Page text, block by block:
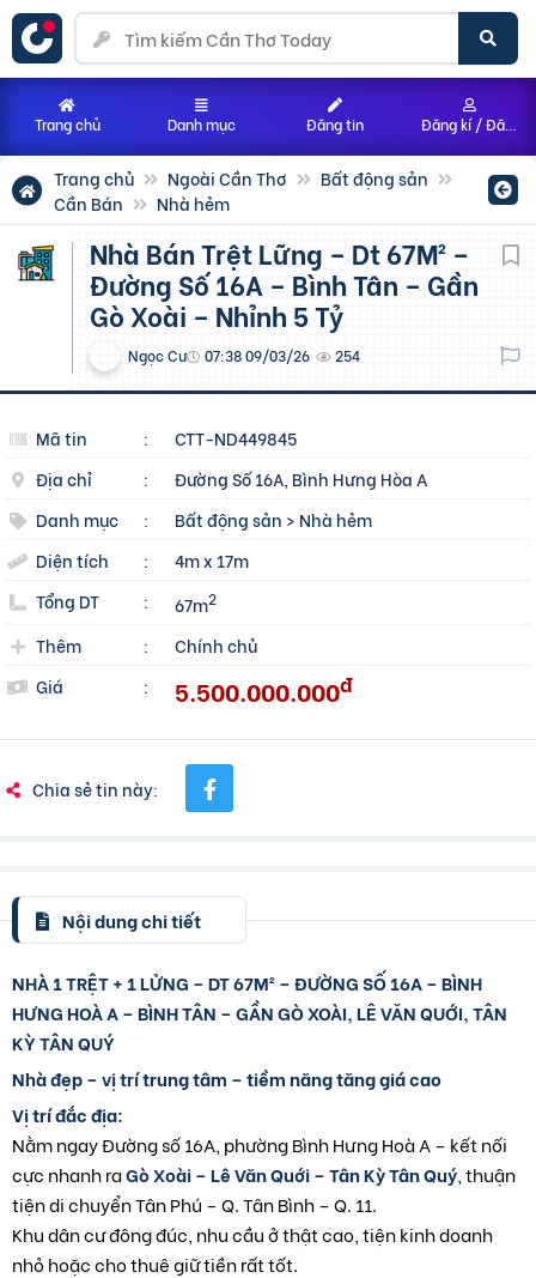
Trang chủ Ngoài Cần Thơ
Bất động sản
Cần Bán
Nhà hẻm
Nhà Bán Trệt Lững – Dt 67M² –
Đường Số 16A – Bình Tân – Gần
Gò Xoài – Nhỉnh 5 Tỷ
Ngọc Cư 07:38 09/03/26 254
Mã tin :
CTT-ND449845
Địa chỉ
:
Đường Số 16A, Bình Hưng Hòa A
Danh mục
: Bất động sản > Nhà hẻm
Diện tích
:
4m x 17m
Tổng DT
: 67m2
Thêm :
Chính chủ
Giá
: 5.500.000.000đ
Chia sẻ tin này:
Nội dung chi tiết
NHÀ 1 TRỆT + 1 LỬNG – DT 67M² – ĐƯỜNG SỐ 16A – BÌNH
HƯNG HOÀ A – BÌNH TÂN – GẦN GÒ XOÀI, LÊ VĂN QUỚI, TÂN
KỲ TÂN QUÝ
Nhà đẹp – vị trí trung tâm – tiềm năng tăng giá cao
Vị trí đắc địa:
Nằm ngay Đường số 16A, phường Bình Hưng Hoà A – kết nối
cực nhanh raGò Xoài – Lê Văn Quới – Tân Kỳ Tân Quý , thuận
tiện di chuyển Tân Phú – Q. Tân Bình – Q. 11.
Khu dân cư đông đúc, nhu cầu ở thật cao, tiện kinh doanh
nhỏ hoặc cho thuê giữ tiền rất tốt.
Trang chủ Danh mục Đăng tin